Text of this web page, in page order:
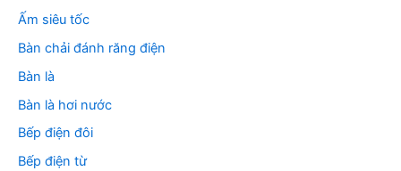
Ấm siêu tốc
Bàn chải đánh răng điện
Bàn là
Bàn là hơi nước
Bếp điện đôi
Bếp điện từ